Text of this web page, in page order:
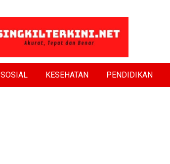
SOSIAL KESEHATAN PENDIDIKAN